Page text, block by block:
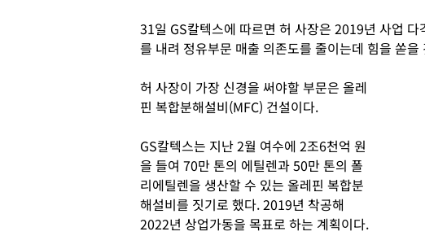
31일 GS칼텍스에 따르면 허 사장은 2019년 사업
를 내려 정유부문 매출 의존도를 줄이는데 힘을 쏟을
허 사장이 가장 신경을 써야할 부문은 올레
핀 복합분해설비(MFC) 건설이다.
GS칼텍스는 지난 2월 여수에 2조6천억 원
을 들여 70만 톤의 에틸렌과 50만 톤의 폴
리에틸렌을 생산할 수 있는 올레핀 복합분
해설비를 짓기로 했다. 2019년 착공해
2022년 상업가동을 목표로 하는 계획이다.